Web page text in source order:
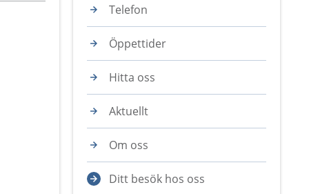
Telefon
Öppettider
Hitta oss
Aktuellt
Om oss
Ditt besök hos oss